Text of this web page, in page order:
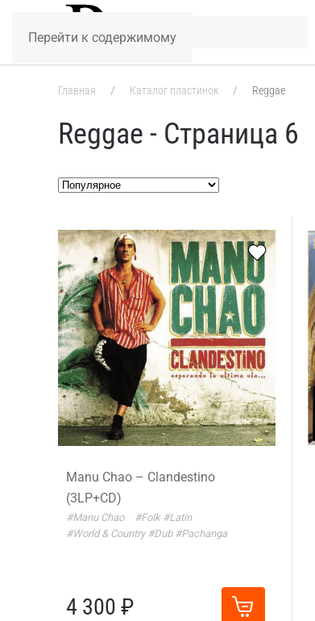
Перейти к содержимому
Главная Каталог пластинок Reggae
Reggae - Страница 6
Manu Chao – Clandestino
(3LP+CD)
#Manu Chao #Folk #Latin
#World & Country #Dub #Pachanga
4 300 ₽